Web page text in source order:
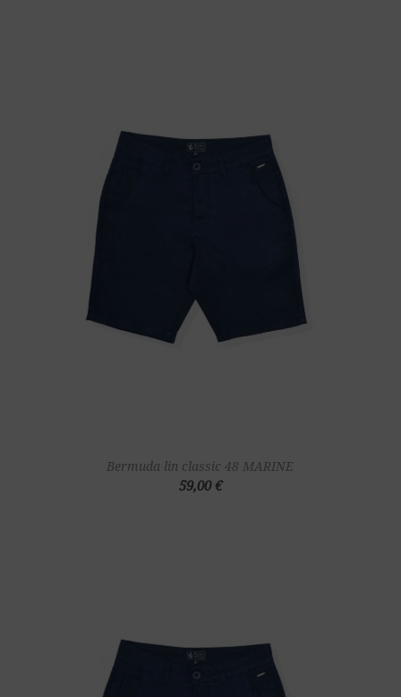
Bermuda lin classic 48 MARINE
59,00 €